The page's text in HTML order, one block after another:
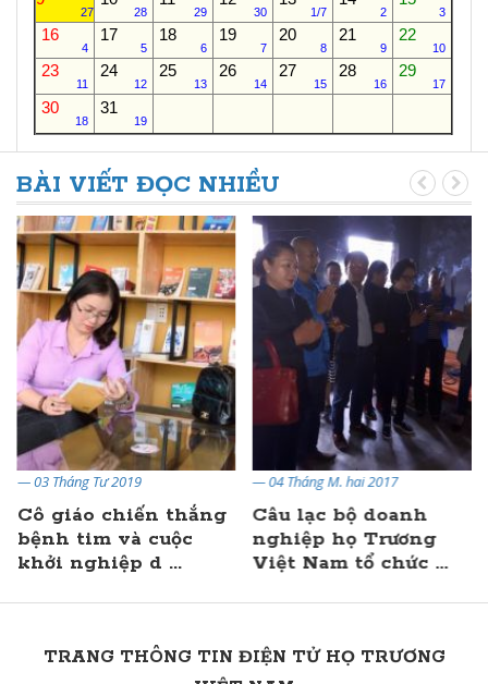
27 28 29 30 1/7 2 3
16
4
17
5
18
6
19
7
20
8
21
9
22
10
23
11
24
12
25
13
26
14
27
15
28
16
29
17
30
18
31
19
BÀI VIẾT ĐỌC NHIỀU
— 04 Tháng M. hai 2017
Câu lạc bộ doanh
nghiệp họ Trương
Việt Nam tổ chức ...
— 02 Tháng Hai 2019
DU XUÂN
TRANG THÔNG TIN ĐIỆN TỬ HỌ TRƯƠNG